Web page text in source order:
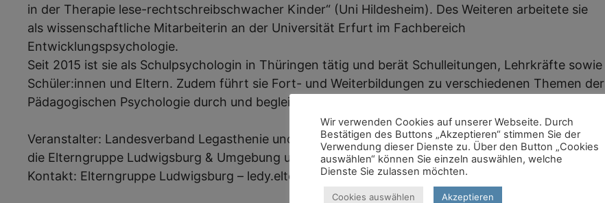
in der Therapie lese-rechtschreibschwacher Kinder“ (Uni Hildesheim). Des Weiteren arbeitete sie
als wissenschaftliche Mitarbeiterin an der Universität Erfurt im Fachbereich
Entwicklungspsychologie.
Seit 2015 ist sie als Schulpsychologin in Thüringen tätig und berät Schulleitungen, Lehrkräfte sowie
Schüler:innen und Eltern. Zudem führt sie Fort- und Weiterbildungen zu verschiedenen Themen der
Pädagogischen Psychologie durch und begleitet Team- und Schulentwicklungsprozesse.
Veranstalter: Landesverband Legasthenie und Dyskalkulie Baden-Württemberg e.V.,
die Elterngruppe Ludwigsburg & Umgebung und Gemeinschaftsschule Innenstadt Ludwigsburg
Kontakt: Elterngruppe Ludwigsburg – ledy.elterngruppe.lb@web.de
Wir verwenden Cookies auf unserer Webseite. Durch
Bestätigen des Buttons „Akzeptieren“ stimmen Sie der
Verwendung dieser Dienste zu. Über den Button „Cookies
auswählen“ können Sie einzeln auswählen, welche
Dienste Sie zulassen möchten.
Cookies auswählen Akzeptieren